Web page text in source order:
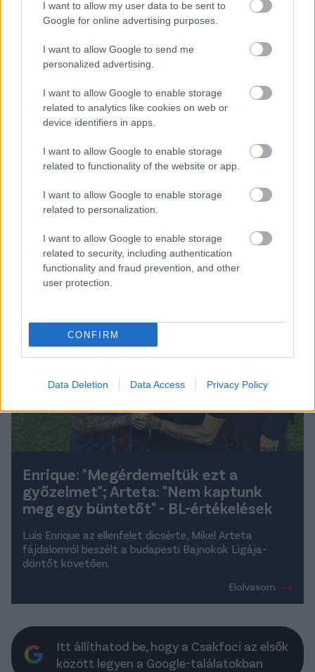
I want to allow my user data to be sent to
Google for online advertising purposes.
I want to allow Google to send me
personalized advertising.
I want to allow Google to enable storage
related to analytics like cookies on web or
device identifiers in apps.
I want to allow Google to enable storage
related to functionality of the website or app.
I want to allow Google to enable storage
related to personalization.
I want to allow Google to enable storage
related to security, including authentication
functionality and fraud prevention, and other
user protection.
CONFIRM
Data Deletion Data Access Privacy Policy
"nevetséges helyzetekben"sokszor korán elbuktak,
Le ParisienLuis Enrique szerepére kitérve úgy
hozta létre olyan alapanyagból, amely kezdetben
nem látszott kincsnek", majd úgy folytatja: "a
spanyol szakember kiemelkedő bravúrt hajtott
végre, amely az edzők pantheonjába emeli őt". (
alapján)
Pörögnek a hírek az átigazolási piacon, kövesd a
csakfoci.hu folyamatosan frissülő átigazolási
megtalálsz - KATTINTS!
Olvastad már?
Enrique: "Megérdemeltük ezt a
győzelmet"; Arteta: "Nem kaptunk
meg egy büntetőt" - BL-értékelések
Luis Enrique az ellenfelet dicsérte, Mikel Arteta
fájdalomról beszélt a budapesti Bajnokok Ligája-
döntőt követően.
Elolvasom
Itt állíthatod be, hogy a Csakfoci az elsők
között legyen a Google-találatokban